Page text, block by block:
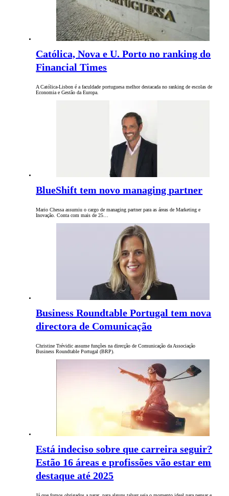
Católica, Nova e U. Porto no ranking do
Financial Times
A Católica-Lisbon é a faculdade portuguesa melhor destacada no ranking de escolas de
Economia e Gestão da Europa.
BlueShift tem novo managing partner
Mario Chessa assumiu o cargo de managing partner para as áreas de Marketing e
Inovação. Conta com mais de 25…
Business Roundtable Portugal tem nova
directora de Comunicação
Christine Trévidic assume funções na direcção de Comunicação da Associação
Business Roundtable Portugal (BRP).
Está indeciso sobre que carreira seguir?
Estão 16 áreas e profissões vão estar em
destaque até 2025